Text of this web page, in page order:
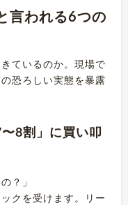
言われる6つの
ているのか。現場で
恐ろしい実態を暴露
8割」に買い叩
？」
クを受けます。リー